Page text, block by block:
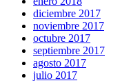
diciembre 2017
noviembre 2017
octubre 2017
septiembre 2017
agosto 2017
julio 2017